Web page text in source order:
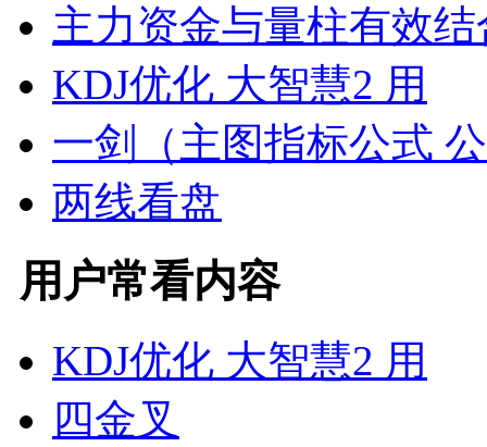
主力资金与量柱有效
KDJ优化 大智慧2 用
一剑（主图指标公式
两线看盘
用户常看内容
KDJ优化 大智慧2 用
四金叉